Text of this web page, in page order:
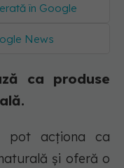
în Google
News
ca produse
pot acționa ca
și oferă o